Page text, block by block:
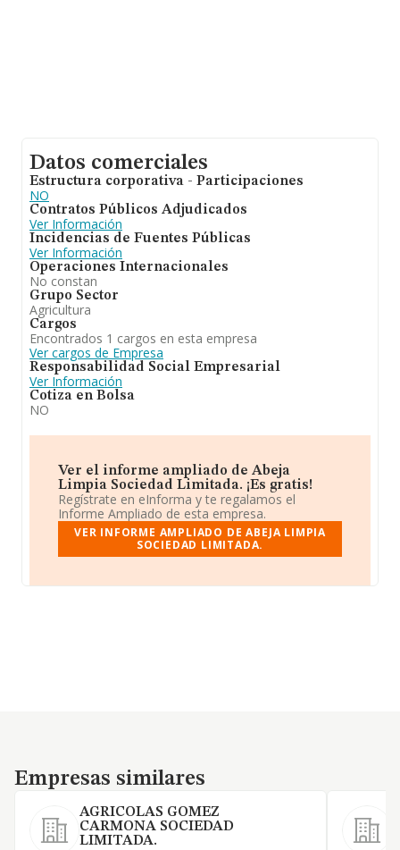
Datos comerciales
Estructura corporativa - Participaciones
NO
Contratos Públicos Adjudicados
Ver Información
Incidencias de Fuentes Públicas
Ver Información
Operaciones Internacionales
No constan
Grupo Sector
Agricultura
Cargos
Encontrados 1 cargos en esta empresa
Ver cargos de Empresa
Responsabilidad Social Empresarial
Ver Información
Cotiza en Bolsa
NO
Ver el informe ampliado de Abeja
Limpia Sociedad Limitada. ¡Es gratis!
Regístrate en eInforma y te regalamos el
Informe Ampliado de esta empresa.
VER INFORME AMPLIADO DE ABEJA LIMPIA
SOCIEDAD LIMITADA.
Empresas similares
Empresas similares
AGRICOLAS GOMEZ
CARMONA SOCIEDAD
LIMITADA.